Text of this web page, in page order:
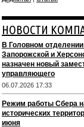
НОВОСТИ
В Головном
Запорожской и
назначен новый
управляющего
06.07.2026 17:33
Режим работы Сбера
исторических
июня